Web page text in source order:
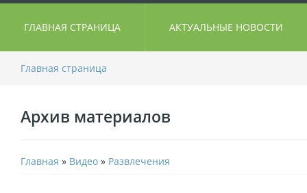
ГЛАВНАЯ СТРАНИЦА АКТУАЛЬНЫЕ НОВОСТИ
Главная страница
Архив материалов
Главная » Видео » Развлечения